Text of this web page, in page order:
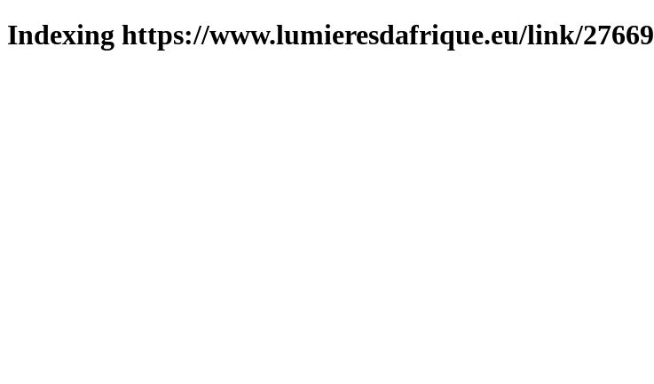
Indexing https://www.lumieresdafrique.eu/link/27669